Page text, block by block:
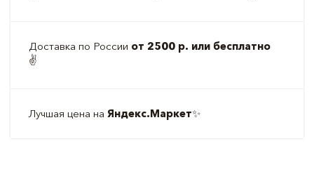
Доставка по России от 2500 р. или бесплатно
✌️
Лучшая цена на Яндекс.Маркет✨